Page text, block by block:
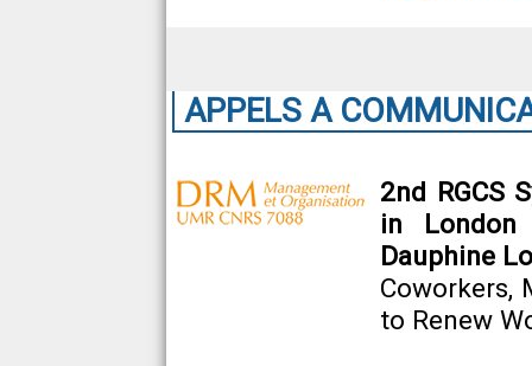
APPELS A
2nd RGCS
in London
Dauphine
Coworkers,
to Renew